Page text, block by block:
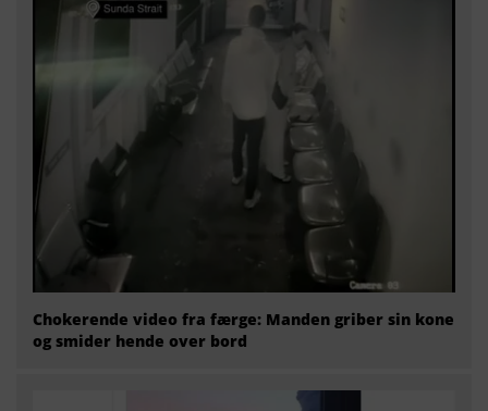
Chokerende video fra færge: Manden griber sin kone
og smider hende over bord